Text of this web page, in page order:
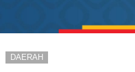
DAERAH